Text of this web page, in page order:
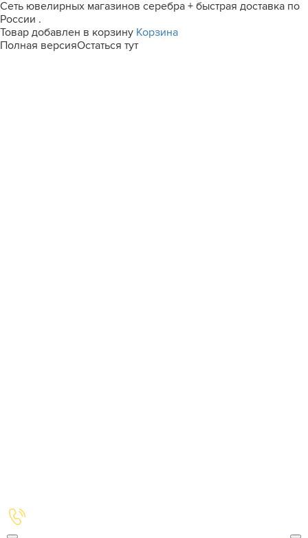
Сеть ювелирных магазинов серебра + быстрая доставка по
России .
Товар добавлен в корзину Корзина
Полная версияОстаться тут